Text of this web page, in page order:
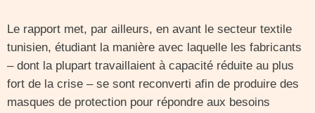
Le rapport met, par ailleurs, en avant le secteur textile
tunisien, étudiant la manière avec laquelle les fabricants
– dont la plupart travaillaient à capacité réduite au plus
fort de la crise – se sont reconverti afin de produire des
masques de protection pour répondre aux besoins